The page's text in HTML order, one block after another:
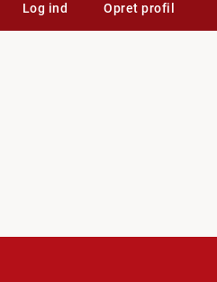
Log ind Opret profil